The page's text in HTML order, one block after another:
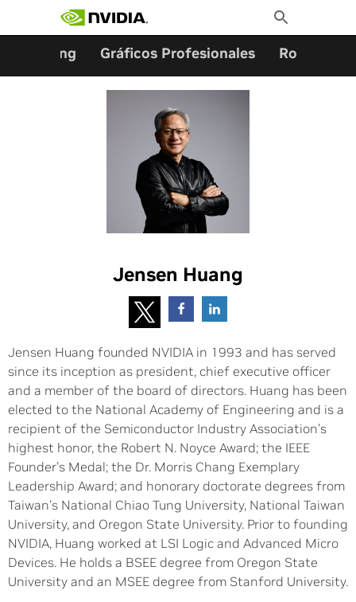
Toggle
Search
Gaming Gráficos Profesionales Robótica
Jensen Huang
Jensen Huang founded NVIDIA in 1993 and has served
since its inception as president, chief executive officer
and a member of the board of directors. Huang has been
elected to the National Academy of Engineering and is a
recipient of the Semiconductor Industry Association’s
highest honor, the Robert N. Noyce Award; the IEEE
Founder’s Medal; the Dr. Morris Chang Exemplary
Leadership Award; and honorary doctorate degrees from
Taiwan’s National Chiao Tung University, National Taiwan
University, and Oregon State University. Prior to founding
NVIDIA, Huang worked at LSI Logic and Advanced Micro
Devices. He holds a BSEE degree from Oregon State
University and an MSEE degree from Stanford University.